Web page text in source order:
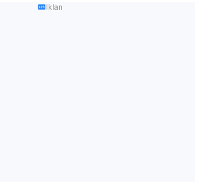
Iklan